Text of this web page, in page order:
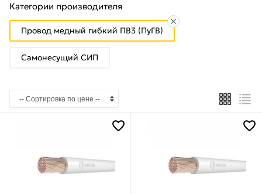
Категории производителя
Провод медный гибкий ПВ3 (ПуГВ)
Самонесущий СИП